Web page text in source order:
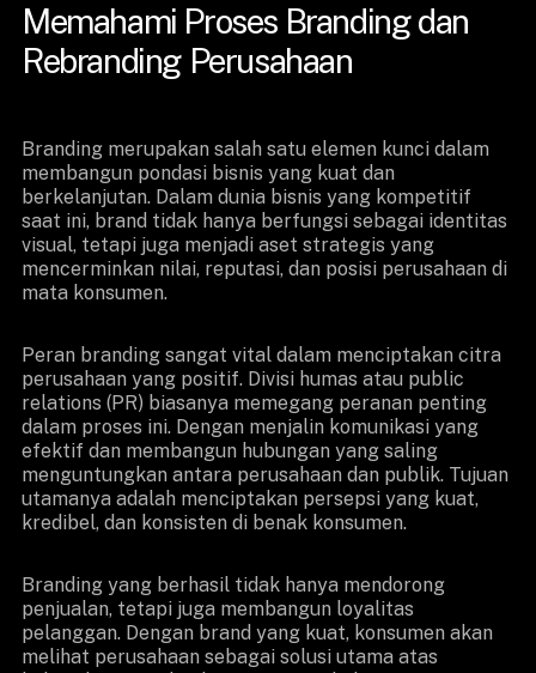
Memahami Proses Branding dan
Rebranding Perusahaan
Branding merupakan salah satu elemen kunci dalam
membangun pondasi bisnis yang kuat dan
berkelanjutan. Dalam dunia bisnis yang kompetitif
saat ini, brand tidak hanya berfungsi sebagai identitas
visual, tetapi juga menjadi aset strategis yang
mencerminkan nilai, reputasi, dan posisi perusahaan di
mata konsumen.
Peran branding sangat vital dalam menciptakan citra
perusahaan yang positif. Divisi humas atau public
relations (PR) biasanya memegang peranan penting
dalam proses ini. Dengan menjalin komunikasi yang
efektif dan membangun hubungan yang saling
menguntungkan antara perusahaan dan publik. Tujuan
utamanya adalah menciptakan persepsi yang kuat,
kredibel, dan konsisten di benak konsumen.
Branding yang berhasil tidak hanya mendorong
penjualan, tetapi juga membangun loyalitas
pelanggan. Dengan brand yang kuat, konsumen akan
melihat perusahaan sebagai solusi utama atas